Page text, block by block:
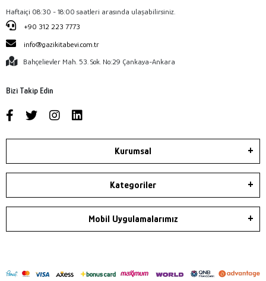
Haftaiçi 08:30 - 18:00 saatleri arasında ulaşabilirsiniz.
+90 312 223 7773
info@gazikitabevi.com.tr
Bahçelievler Mah. 53. Sok. No:29 Çankaya-Ankara
Bizi Takip Edin
Kurumsal
Kategoriler
Mobil Uygulamalarımız